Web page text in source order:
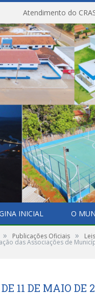
Atendimento do
INICIAL O
» Publicações Oficiais » Leis
das Associações de
DE 11 DE MAIO